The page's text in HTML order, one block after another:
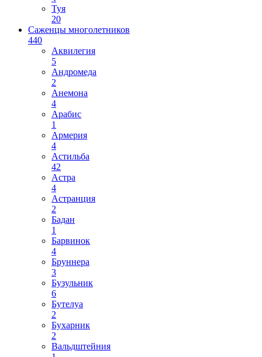
Туя
20
Саженцы многолетников
440
Аквилегия
5
Андромеда
2
Анемона
4
Арабис
1
Армерия
4
Астильба
42
Астра
4
Астранция
2
Бадан
1
Барвинок
4
Бруннера
3
Бузульник
6
Бутелуа
2
Бухарник
2
Вальдштейния